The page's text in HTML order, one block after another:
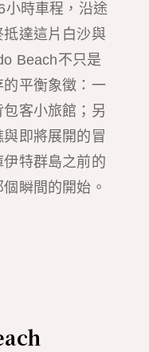
小時車程，沿途
達這片白沙與
Beach不只是
平衡象徵：一
客小旅館；另
即將展開的冒
特群島之前的
瞬間的開始。